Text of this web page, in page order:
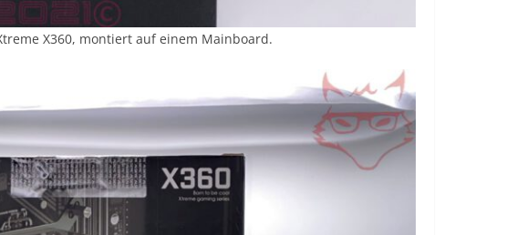
X360, montiert auf einem Mainboard.